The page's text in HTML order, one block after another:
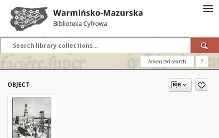
Advanced search ?
OBJECT